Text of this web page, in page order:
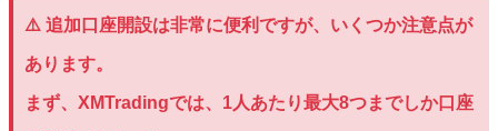
⚠️ 追加口座開設は非常に便利ですが、いくつか注意点が
あります。
まず、XMTradingでは、1人あたり最大8つまでしか口座